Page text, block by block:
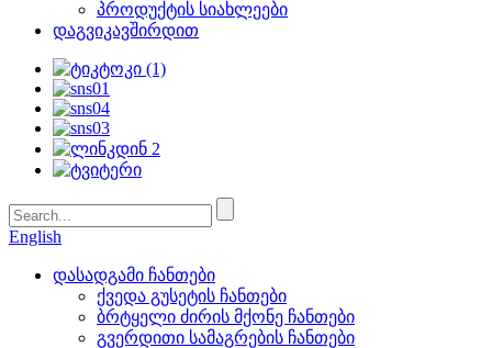
პროდუქტის სიახლეები
დაგვიკავშირდით
English
დასადგამი ჩანთები
ქვედა გუსეტის ჩანთები
ბრტყელი ძირის მქონე ჩანთები
გვერდითი სამაგრების ჩანთები